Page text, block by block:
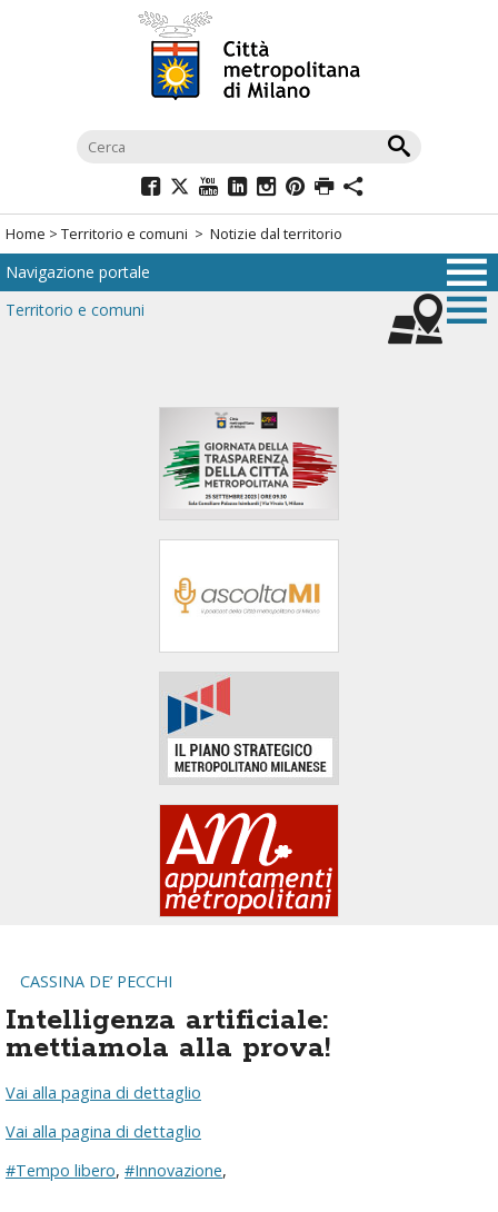
navigazione
menù
di
navigazione
Home > Territorio e comuni > Notizie dal territorio
Navigazione portale
Territorio e comuni
CASSINA DE’ PECCHI
Intelligenza artificiale:
mettiamola alla prova!
Vai alla pagina di dettaglio
Vai alla pagina di dettaglio
#Tempo libero, #Innovazione,